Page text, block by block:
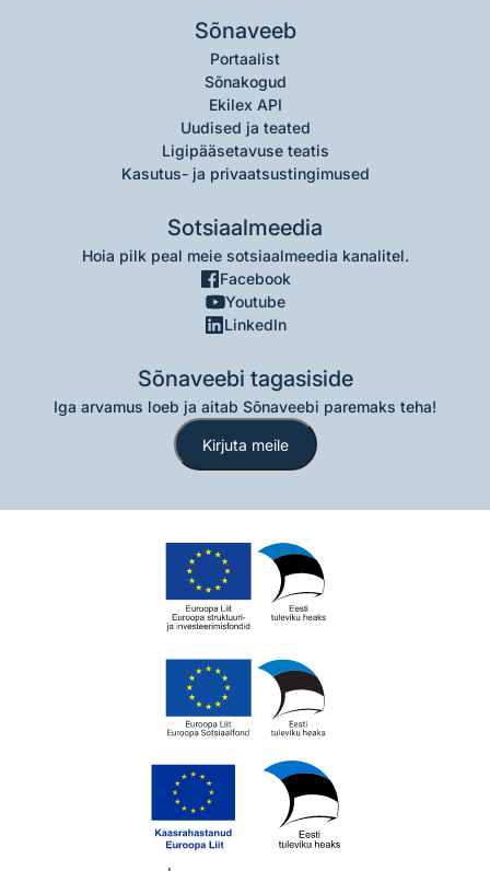
Sõnaveeb
Portaalist
Sõnakogud
Ekilex API
Uudised ja teated
Ligipääsetavuse teatis
Kasutus- ja privaatsustingimused
Sotsiaalmeedia
Hoia pilk peal meie sotsiaalmeedia kanalitel.
Facebook
Youtube
LinkedIn
Sõnaveebi tagasiside
Iga arvamus loeb ja aitab Sõnaveebi paremaks teha!
Kirjuta meile